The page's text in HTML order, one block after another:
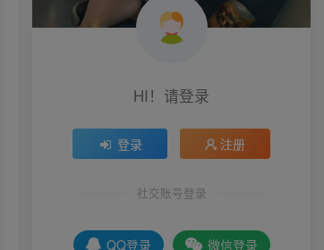
HI！请登录
登录 注册
社交账号登录
QQ登录 微信登录